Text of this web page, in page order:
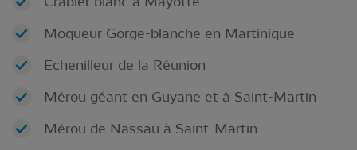
Moqueur Gorge-blanche en Martinique
Echenilleur de la Réunion
Mérou géant en Guyane et à Saint-Martin
Mérou de Nassau à Saint-Martin